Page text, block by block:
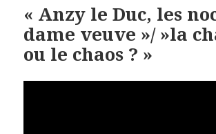
« Anzy le Duc, les
dame veuve »/ »la
ou le chaos ? »